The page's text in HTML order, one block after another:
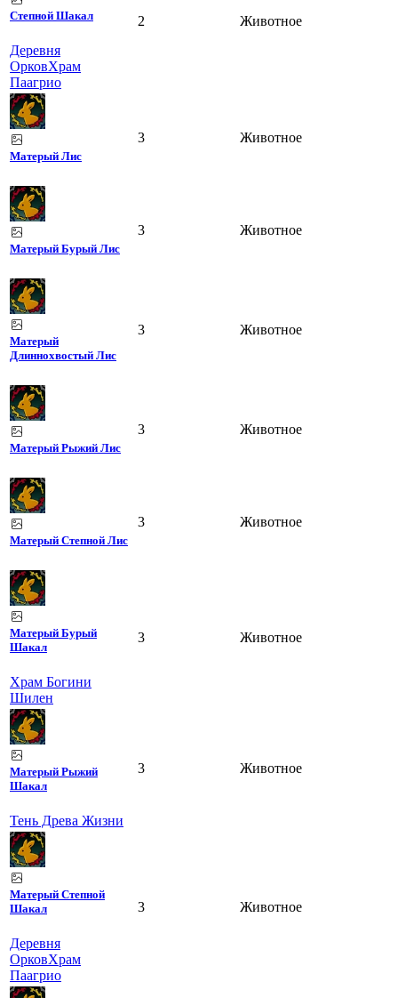
Степной Шакал
Деревня
ОрковХрам
Паагрио
2 Животное
Матерый Лис
3 Животное
Матерый Бурый Лис
3 Животное
Матерый
Длиннохвостый Лис
3 Животное
Матерый Рыжий Лис
3 Животное
Матерый Степной Лис
3 Животное
Матерый Бурый
Шакал
Храм Богини
Шилен
3 Животное
Матерый Рыжий
Шакал
Тень Древа Жизни
3 Животное
Матерый Степной
Шакал
Деревня
ОрковХрам
Паагрио
3 Животное